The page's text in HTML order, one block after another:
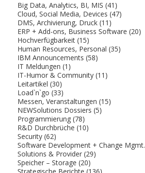
Big Data, Analytics, BI, MIS (41)
Cloud, Social Media, Devices (47)
DMS, Archivierung, Druck (11)
ERP + Add-ons, Business Software (20)
Hochverfügbarkeit (15)
Human Resources, Personal (35)
IBM Announcements (58)
IT Meldungen (1)
IT-Humor & Community (11)
Leitartikel (30)
Load`n`go (33)
Messen, Veranstaltungen (15)
NEWSolutions Dossiers (5)
Programmierung (78)
R&D Durchbrüche (10)
Security (62)
Software Development + Change Mgmt.
Solutions & Provider (29)
Speicher – Storage (20)